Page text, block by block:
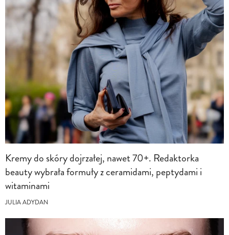
Kremy do skóry dojrzałej, nawet 70+. Redaktorka
beauty wybrała formuły z ceramidami, peptydami i
witaminami
JULIA ADYDAN